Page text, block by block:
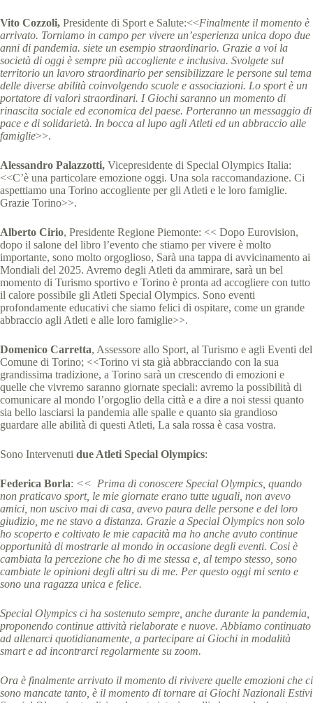
Vito Cozzoli, Presidente di Sport e Salute:<<Finalmente il momento è
arrivato. Torniamo in campo per vivere un’esperienza unica dopo due
anni di pandemia. siete un esempio straordinario. Grazie a voi la
società di oggi è sempre più accogliente e inclusiva. Svolgete sul
territorio un lavoro straordinario per sensibilizzare le persone sul tema
delle diverse abilità coinvolgendo scuole e associazioni. Lo sport è un
portatore di valori straordinari. I Giochi saranno un momento di
rinascita sociale ed economica del paese. Porteranno un messaggio di
pace e di solidarietà. In bocca al lupo agli Atleti ed un abbraccio alle
famiglie>>.
Alessandro Palazzotti, Vicepresidente di Special Olympics Italia:
<<C’è una particolare emozione oggi. Una sola raccomandazione. Ci
aspettiamo una Torino accogliente per gli Atleti e le loro famiglie.
Grazie Torino>>.
Alberto Cirio, Presidente Regione Piemonte: << Dopo Eurovision,
dopo il salone del libro l’evento che stiamo per vivere è molto
importante, sono molto orgoglioso, Sarà una tappa di avvicinamento ai
Mondiali del 2025. Avremo degli Atleti da ammirare, sarà un bel
momento di Turismo sportivo e Torino è pronta ad accogliere con tutto
il calore possibile gli Atleti Special Olympics. Sono eventi
profondamente educativi che siamo felici di ospitare, come un grande
abbraccio agli Atleti e alle loro famiglie>>.
Domenico Carretta, Assessore allo Sport, al Turismo e agli Eventi del
Comune di Torino; <<Torino vi sta già abbracciando con la sua
grandissima tradizione, a Torino sarà un crescendo di emozioni e
quelle che vivremo saranno giornate speciali: avremo la possibilità di
comunicare al mondo l’orgoglio della città e a dire a noi stessi quanto
sia bello lasciarsi la pandemia alle spalle e quanto sia grandioso
guardare alle abilità di questi Atleti, La sala rossa è casa vostra.
Sono Intervenuti due Atleti Special Olympics:
Federica Borla: << Prima di conoscere Special Olympics, quando
non praticavo sport, le mie giornate erano tutte uguali, non avevo
amici, non uscivo mai di casa, avevo paura delle persone e del loro
giudizio, me ne stavo a distanza. Grazie a Special Olympics non solo
ho scoperto e coltivato le mie capacità ma ho anche avuto continue
opportunità di mostrarle al mondo in occasione degli eventi. Cosi è
cambiata la percezione che ho di me stessa e, al tempo stesso, sono
cambiate le opinioni degli altri su di me. Per questo oggi mi sento e
sono una ragazza unica e felice.
Special Olympics ci ha sostenuto sempre, anche durante la pandemia,
proponendo continue attività rielaborate e nuove. Abbiamo continuato
ad allenarci quotidianamente, a partecipare ai Giochi in modalità
smart e ad incontrarci regolarmente su zoom.
Ora è finalmente arrivato il momento di rivivere quelle emozioni che ci
sono mancate tanto, è il momento di tornare ai Giochi Nazionali Estivi